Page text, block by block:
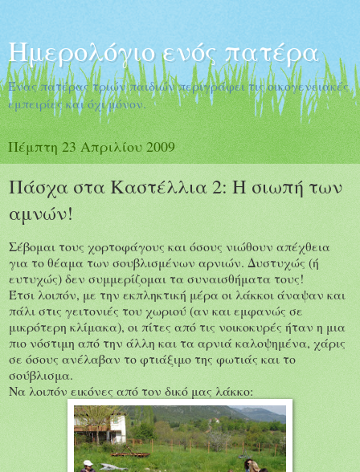
Ημερολόγιο ενός πατέρα
Ένας πατέρας τριών παιδιών περιγράφει τις οικογενειακές
εμπειρίες και όχι μόνον.
Πέμπτη 23 Απριλίου 2009
Πάσχα στα Καστέλλια 2: Η σιωπή των
αμνών!
Σέβομαι τους χορτοφάγους και όσους νιώθουν απέχθεια
για το θέαμα των σουβλισμένων αρνιών. Δυστυχώς (ή
ευτυχώς) δεν συμμερίζομαι τα συναισθήματα τους!
Έτσι λοιπόν, με την εκπληκτική μέρα οι λάκκοι άναψαν και
πάλι στις γειτονιές του χωριού (αν και εμφανώς σε
μικρότερη κλίμακα), οι πίτες από τις νοικοκυρές ήταν η μια
πιο νόστιμη από την άλλη και τα αρνιά καλοψημένα, χάρις
σε όσους ανέλαβαν το φτιάξιμο της φωτιάς και το
σούβλισμα.
Να λοιπόν εικόνες από τον δικό μας λάκκο: